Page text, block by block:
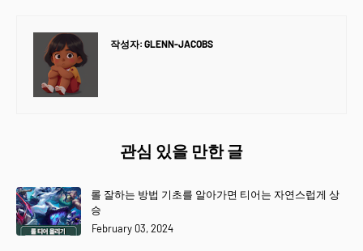
작성자: GLENN-JACOBS
관심 있을 만한 글
롤 잘하는 방법 기초를 알아가면 티어는 자연스럽게 상
승
February 03, 2024